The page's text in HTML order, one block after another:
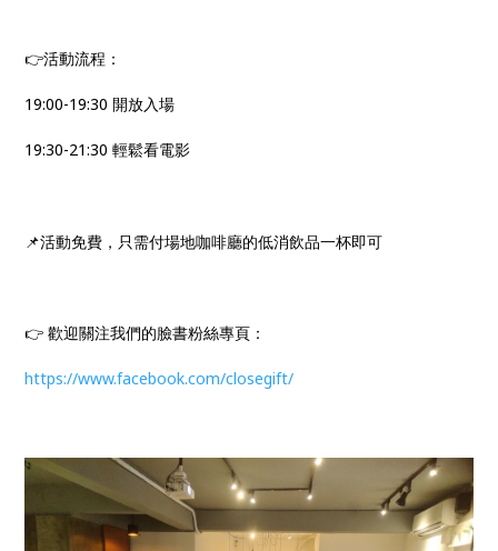
👉活動流程：
19:00-19:30 開放入場
19:30-21:30 輕鬆看電影
📌活動免費，只需付場地咖啡廳的低消飲品一杯即可
👉 歡迎關注我們的臉書粉絲專頁：
https://www.facebook.com/closegift/